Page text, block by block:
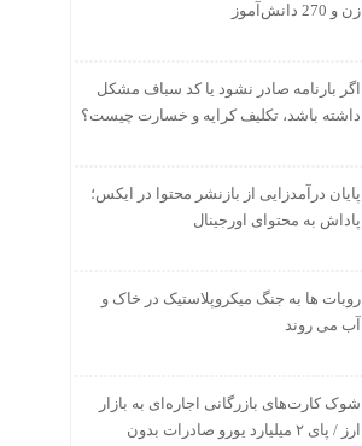
زن و 270 دانش‌آموز
اگر بارنامه صادر نشود یا کد سباف مشکل
داشته باشد، تکلیف کرایه و خسارت چیست؟
پایان درآمدزایی از بازنشر محتوا در ایکس؛
پاداش به محتوای اورجینال
روبات ها به جنگ میکروپلاستیک در خاک و
آب می روند
شوک کارت‌های بازرگانی اجاره‌ای به بازار
ارز / پای ۲ میلیارد یورو صادرات بدون